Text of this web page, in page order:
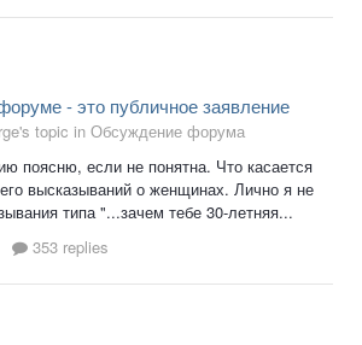
- это публичное заявление
topic in Обсуждение форума
поясню, если не понятна. Что касается
высказываний о женщинах. Лично я не
типа "...зачем тебе 30-летняя...
353 replies